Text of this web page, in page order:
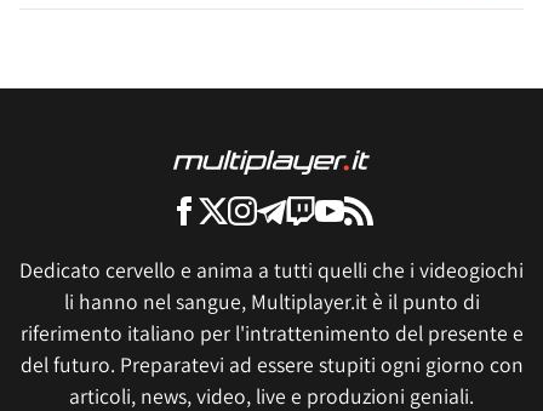
Dedicato cervello e anima a tutti quelli che i videogiochi
li hanno nel sangue, Multiplayer.it è il punto di
riferimento italiano per l'intrattenimento del presente e
del futuro. Preparatevi ad essere stupiti ogni giorno con
articoli, news, video, live e produzioni geniali.